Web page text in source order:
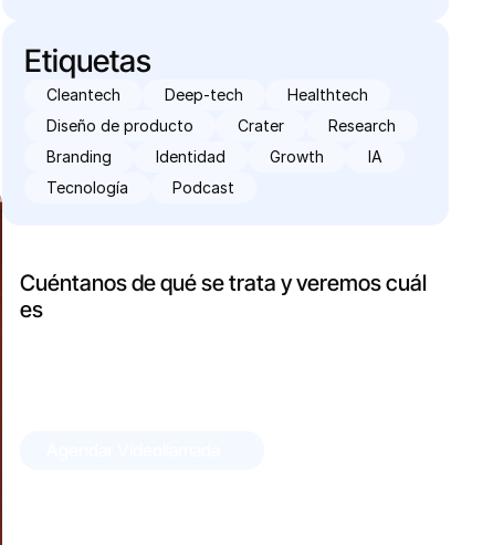
Etiquetas
Cleantech Deep-tech
Healthtech
Diseño de producto
Crater
Research
Branding
Identidad Growth
IA
Tecnología
Podcast
Cuéntanos de qué se trata y veremos cuál
esla mejor manera de ayudarte.